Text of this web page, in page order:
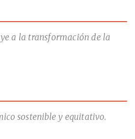
a la transformación de la
sostenible y equitativo.